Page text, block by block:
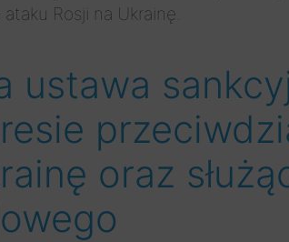
Rosji na Ukrainę.
ustawa
oraz